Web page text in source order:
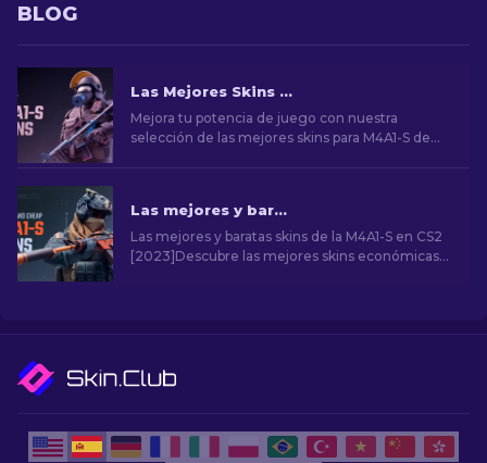
BLOG
Las Mejores Skins para M4A1-S de CS2 [2026]
Mejora tu potencia de juego con nuestra
selección de las mejores skins para M4A1-S de
Las mejores y baratas skins de la M4A1-S en CS2 [2026]
Las mejores y baratas skins de la M4A1-S en CS2
[2023]Descubre las mejores skins económicas